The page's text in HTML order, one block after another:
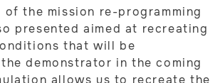
of the mission re-programming
presented aimed at recreating
that will be
demonstrator in the coming
allows us to recreate the